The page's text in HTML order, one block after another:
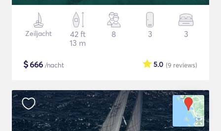
Zeiljacht
42 ft
13 m
8 3 3
$666 /nacht (9 reviews)
5.0